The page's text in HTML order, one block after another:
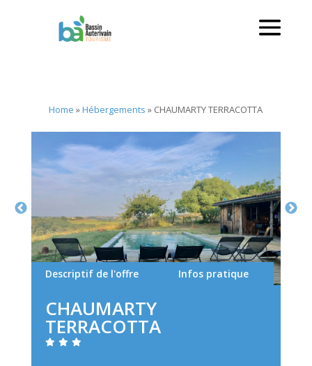
Home »Hébergements » CHAUMARTY TERRACOTTA
Descriptif de l'offre Infos pratique
CHAUMARTY
TERRACOTTA